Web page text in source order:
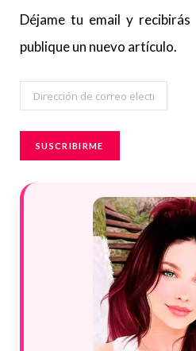
Déjame tu email y
publique un nuevo artículo.
Dirección
correo
SUSCRIBIRME